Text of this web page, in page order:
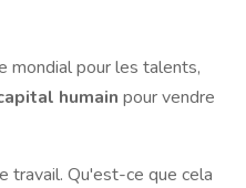
mondial pour les talents,
humain pour vendre
travail. Qu'est-ce que cela